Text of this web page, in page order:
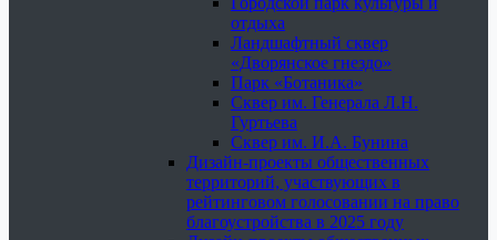
отдыха
Ландшафтный сквер
«Дворянское гнездо»
Парк «Ботаника»
Сквер им. Генерала Л.Н.
Гуртьева
Сквер им. И.А. Бунина
Дизайн-проекты общественных
территорий, участвующих в
рейтинговом голосовании на право
благоустройства в 2025 году